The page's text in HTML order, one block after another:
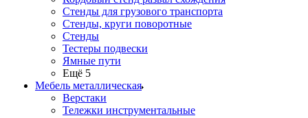
Стенды для грузового транспорта
Стенды, круги поворотные
Стенды
Тестеры подвески
Ямные пути
Ещё 5
Мебель металлическая
Верстаки
Тележки инструментальные